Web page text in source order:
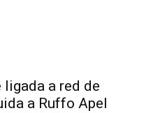
ligada a red de
a Ruffo Apel